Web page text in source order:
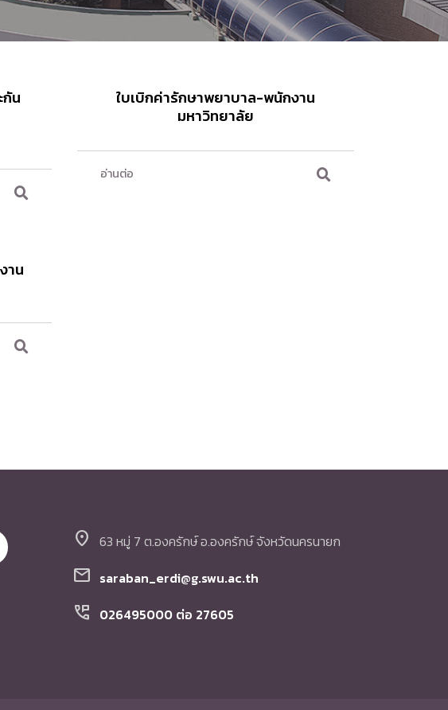
น
ใบเบิกค่ารักษาพยาบาล-พนักงาน
มหาวิทยาลัย
อ่านต่อ
าน
location_on 63 หมู่ 7 ต.องครักษ์ อ.องครักษ์ จังหวัดนครนายก
mail saraban_erdi@g.swu.ac.th
perm_phone_msg 026495000 ต่อ 27605